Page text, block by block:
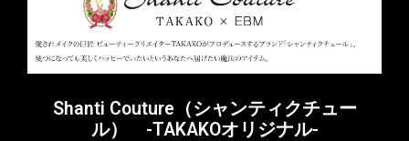
Shanti Couture（シャンティクチュー
ル） -TAKAKOオリジナル-